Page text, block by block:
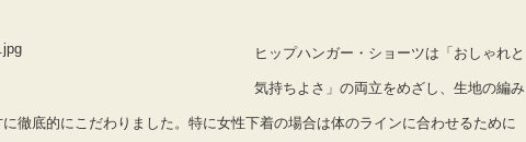
ヒップハンガー・ショーツは「おしゃれと
気持ちよさ」の両立をめざし、生地の編み
徹底的にこだわりました。特に女性下着の場合は体のラインに合わせるために